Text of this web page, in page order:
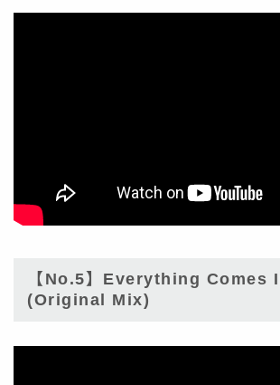
【No.5】Everything Comes
(Original Mix)